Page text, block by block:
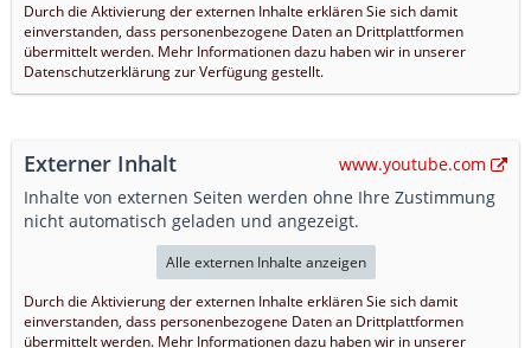
Durch die Aktivierung der externen Inhalte erklären Sie sich damit
einverstanden, dass personenbezogene Daten an Drittplattformen
übermittelt werden. Mehr Informationen dazu haben wir in unserer
Datenschutzerklärung zur Verfügung gestellt.
Externer Inhalt
www.youtube.com
Inhalte von externen Seiten werden ohne Ihre Zustimmung
nicht automatisch geladen und angezeigt.
Alle externen Inhalte anzeigen
Durch die Aktivierung der externen Inhalte erklären Sie sich damit
einverstanden, dass personenbezogene Daten an Drittplattformen
übermittelt werden. Mehr Informationen dazu haben wir in unserer